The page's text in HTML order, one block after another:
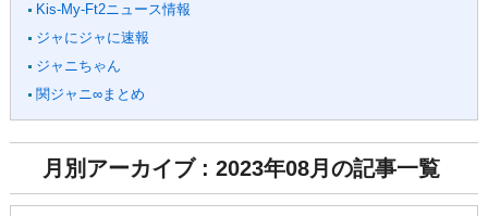
Kis-My-Ft2ニュース情報
ジャにジャに速報
ジャニちゃん
関ジャニ∞まとめ
月別アーカイブ : 2023年08月の記事一覧